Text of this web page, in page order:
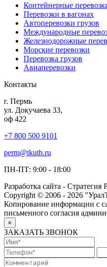
Контейнерные
Перевозки в вагонах
Автоперевозки грузов
Международные
Железнодорожные
Морские перевозки
Перевозка грузов
Авиаперевозки
Контакты
г. Пермь
ул. Докучаева 33,
оф 422
+7 800 500 9101
perm@tkuth.ru
ПН-ПТ: 9:00 - 18:00
Разработка сайта - Стратегия
Copyright © 2006 - 2026
Копирование информации с
письменного согласия
×
ЗАКАЗАТЬ ЗВОНОК